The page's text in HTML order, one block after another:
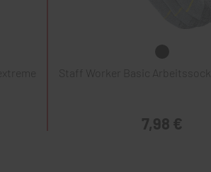
Staff Worker Basic
7,98 €